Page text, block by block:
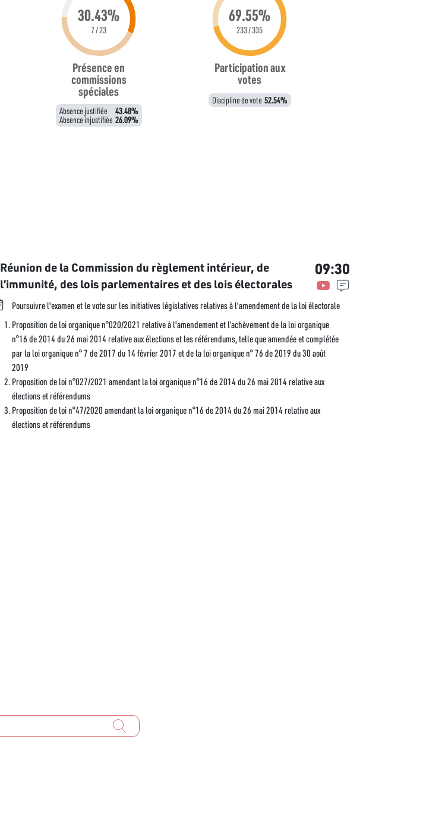
30.43%
7 / 23
Présence en
commissions
spéciales
Absence justifiée 43.48%
Absence injustifiée 26.09%
69.55%
233 / 335
Participation aux
votes
Discipline de vote 52.54%
Réunion de la Commission du règlement intérieur, de
l’immunité, des lois parlementaires et des lois électorales
09:30
Poursuivre l'examen et le vote sur les initiatives législatives relatives à l'amendement de la loi électorale
Proposition de loi organique n°020/2021 relative à l'amendement et l’achèvement de la loi organique
n°16 de 2014 du 26 mai 2014 relative aux élections et les référendums, telle que amendée et complétée
par la loi organique n° 7 de 2017 du 14 février 2017 et de la loi organique n° 76 de 2019 du 30 août
2019
Proposition de loi n°027/2021 amendant la loi organique n°16 de 2014 du 26 mai 2014 relative aux
élections et référendums
Proposition de loi n°47/2020 amendant la loi organique n°16 de 2014 du 26 mai 2014 relative aux
élections et référendums